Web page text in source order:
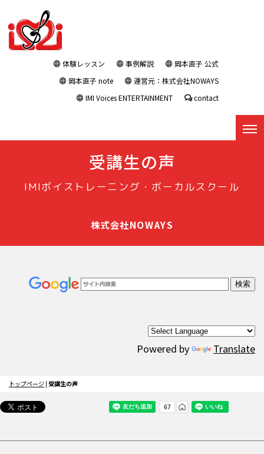
体験レッスン 事例解説
岡本直子 公式
岡本直子 note
運営元：株式会社NOWAYS
IMI Voices ENTERTAINMENT
contact
受講生の声
IMIボイストレーニング・ボーカルスクール
株式会社NOWAYS
Powered by Translate
トップページ | 受講生の声